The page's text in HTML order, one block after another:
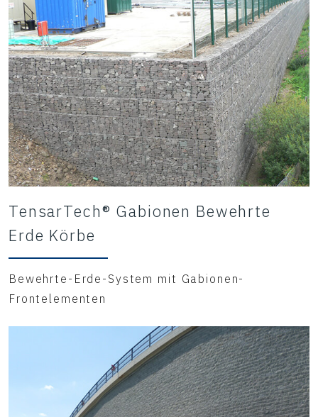
TensarTech® Gabionen Bewehrte
Erde Körbe
Bewehrte-Erde-System mit Gabionen-
Frontelementen